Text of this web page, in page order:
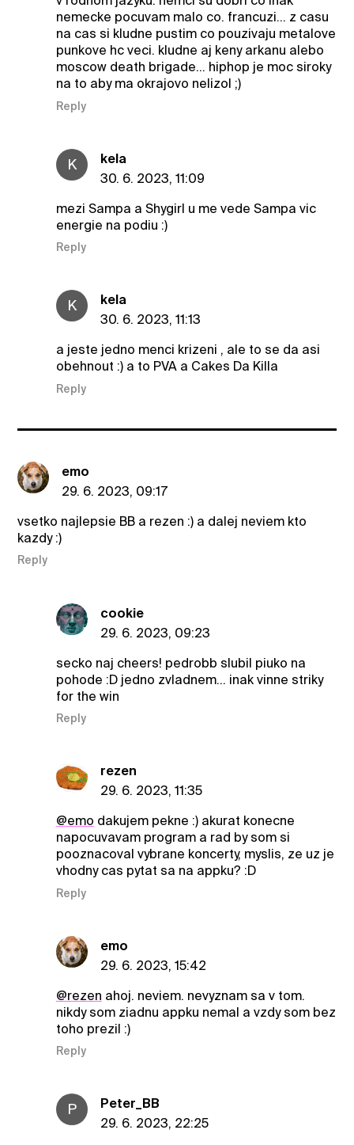
nemecke pocuvam malo co. francuzi... z casu
na cas si kludne pustim co pouzivaju metalove
punkove hc veci. kludne aj keny arkanu alebo
moscow death brigade... hiphop je moc siroky
na to aby ma okrajovo nelizol ;)
Reply
K
kela
30. 6. 2023, 11:09
mezi Sampa a Shygirl u me vede Sampa vic
energie na podiu :)
Reply
K
kela
30. 6. 2023, 11:13
a jeste jedno menci krizeni , ale to se da asi
obehnout :) a to PVA a Cakes Da Killa
Reply
emo
29. 6. 2023, 09:17
vsetko najlepsie BB a rezen :) a dalej neviem kto
kazdy :)
Reply
cookie
29. 6. 2023, 09:23
secko naj cheers! pedrobb slubil piuko na
pohode :D jedno zvladnem... inak vinne striky
for the win
Reply
rezen
29. 6. 2023, 11:35
@emo dakujem pekne :) akurat konecne
napocuvavam program a rad by som si
pooznacoval vybrane koncerty, myslis, ze uz je
vhodny cas pytat sa na appku? :D
Reply
emo
29. 6. 2023, 15:42
@rezen ahoj. neviem. nevyznam sa v tom.
nikdy som ziadnu appku nemal a vzdy som bez
toho prezil :)
Reply
P
Peter_BB
29. 6. 2023, 22:25